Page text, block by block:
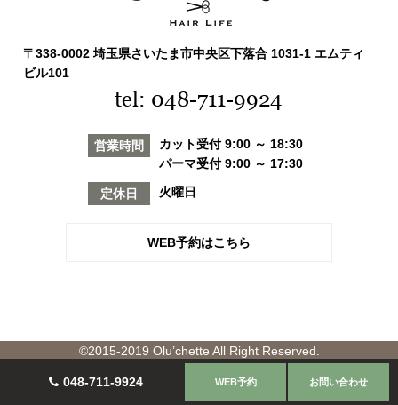
048-711-9924 WEB予約 お問い合わせ
〒338-0002 埼玉県さいたま市中央区下落合 1031-1 エムティ
ビル101
tel: 048-711-9924
営業時間
カット受付 9:00 ～ 18:30
パーマ受付 9:00 ～ 17:30
定休日 火曜日
WEB予約はこちら
©2015-2019 Olu’chette All Right Reserved.